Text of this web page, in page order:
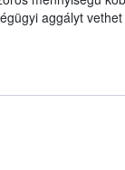
aggályt vethet